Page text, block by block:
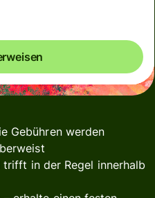
Gebühren werden
trifft in der Regel innerhalb